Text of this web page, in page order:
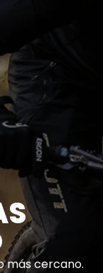
más cercano.